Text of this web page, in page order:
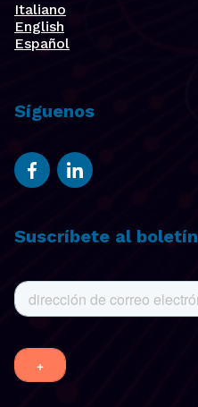
Italiano
English
Español
Síguenos
Suscríbete al boletín